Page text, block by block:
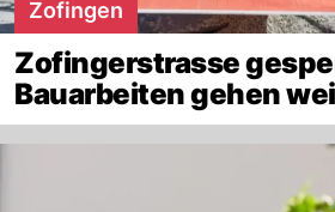
Zofingen
Zofingerstrasse
Bauarbeiten gehen